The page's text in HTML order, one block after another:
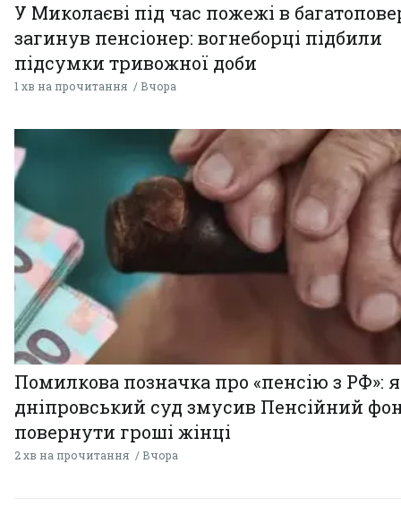
У Миколаєві під час пожежі в
загинув пенсіонер: вогнеборці підбили
підсумки тривожної доби
1 хв на прочитання Вчора
Помилкова позначка про «пенсію з РФ»:
дніпровський суд змусив Пенсійний
повернути гроші жінці
2 хв на прочитання Вчора